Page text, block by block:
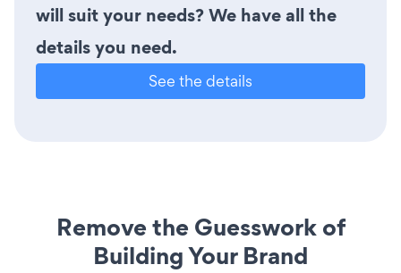
will suit your needs? We have all the
details you need.
See the details
Remove the Guesswork of
Building Your Brand